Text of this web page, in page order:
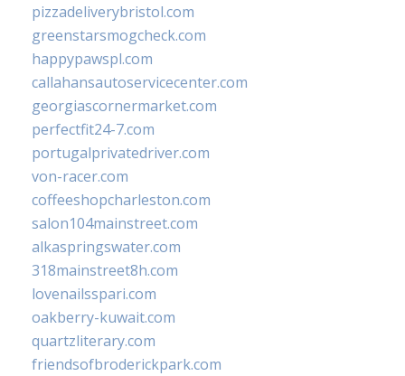
pizzadeliverybristol.com
greenstarsmogcheck.com
happypawspl.com
callahansautoservicecenter.com
georgiascornermarket.com
perfectfit24-7.com
portugalprivatedriver.com
von-racer.com
coffeeshopcharleston.com
salon104mainstreet.com
alkaspringswater.com
318mainstreet8h.com
lovenailsspari.com
oakberry-kuwait.com
quartzliterary.com
friendsofbroderickpark.com